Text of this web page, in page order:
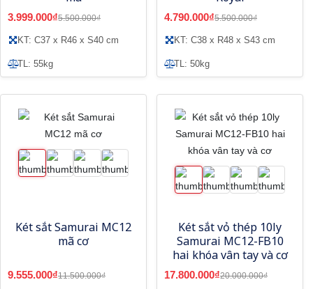
3.999.000₫5.500.000₫
KT: C37 x R46 x S40 cm
TL: 55kg
4.790.000₫5.500.000₫
KT: C38 x R48 x S43 cm
TL: 50kg
Két sắt Samurai MC12
mã cơ
9.555.000₫11.500.000₫
Két sắt vỏ thép 10ly
Samurai MC12-FB10
hai khóa vân tay và cơ
17.800.000₫20.000.000₫